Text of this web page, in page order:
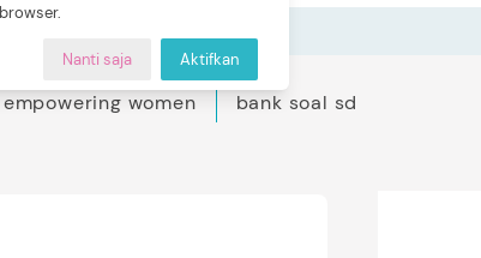
browser.
Nanti saja Aktifkan
empowering women bank soal sd